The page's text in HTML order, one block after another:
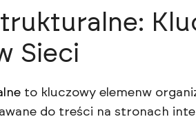
Sieci
to kluczowy elemenw
do treści na stronach